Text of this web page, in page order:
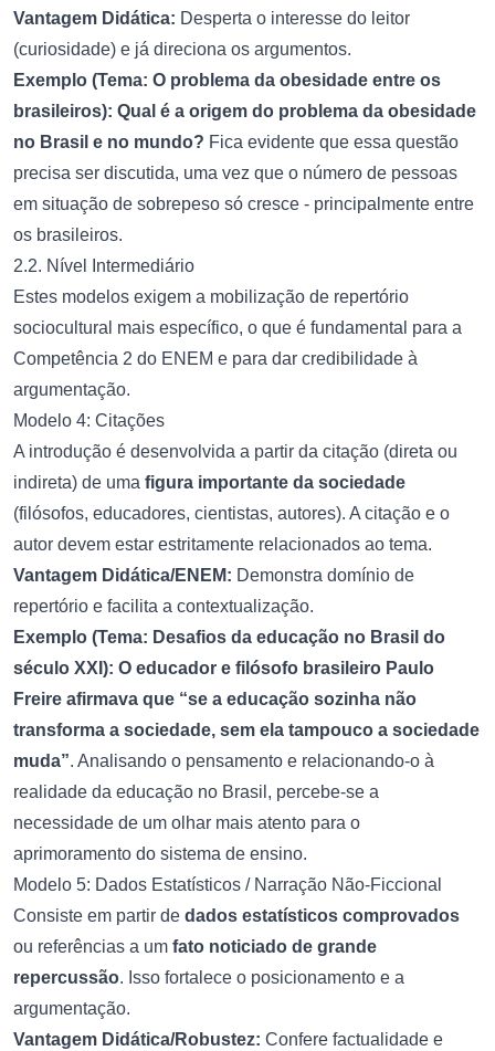
Vantagem Didática: Desperta o interesse do leitor
(curiosidade) e já direciona os argumentos.
Exemplo (Tema: O problema da obesidade entre os
brasileiros): Qual é a origem do problema da obesidade
no Brasil e no mundo? Fica evidente que essa questão
precisa ser discutida, uma vez que o número de pessoas
em situação de sobrepeso só cresce - principalmente entre
os brasileiros.
2.2. Nível Intermediário
Estes modelos exigem a mobilização de repertório
sociocultural mais específico, o que é fundamental para a
Competência 2 do ENEM e para dar credibilidade à
argumentação.
Modelo 4: Citações
A introdução é desenvolvida a partir da citação (direta ou
indireta) de uma figura importante da sociedade
(filósofos, educadores, cientistas, autores). A citação e o
autor devem estar estritamente relacionados ao tema.
Vantagem Didática/ENEM: Demonstra domínio de
repertório e facilita a contextualização.
Exemplo (Tema: Desafios da educação no Brasil do
século XXI): O educador e filósofo brasileiro Paulo
Freire afirmava que “se a educação sozinha não
transforma a sociedade, sem ela tampouco a sociedade
muda”. Analisando o pensamento e relacionando-o à
realidade da educação no Brasil, percebe-se a
necessidade de um olhar mais atento para o
aprimoramento do sistema de ensino.
Modelo 5: Dados Estatísticos / Narração Não-Ficcional
Consiste em partir de dados estatísticos comprovados
ou referências a um fato noticiado de grande
repercussão. Isso fortalece o posicionamento e a
argumentação.
Vantagem Didática/Robustez: Confere factualidade e